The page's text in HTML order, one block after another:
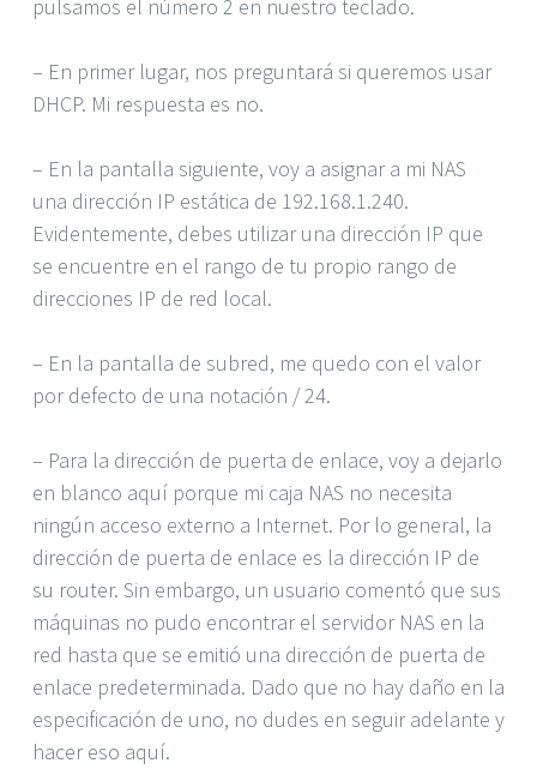
pulsamos el número 2 en nuestro teclado.
– En primer lugar, nos preguntará si queremos usar
DHCP. Mi respuesta es no.
– En la pantalla siguiente, voy a asignar a mi NAS
una dirección IP estática de 192.168.1.240.
Evidentemente, debes utilizar una dirección IP que
se encuentre en el rango de tu propio rango de
direcciones IP de red local.
– En la pantalla de subred, me quedo con el valor
por defecto de una notación / 24.
– Para la dirección de puerta de enlace, voy a dejarlo
en blanco aquí porque mi caja NAS no necesita
ningún acceso externo a Internet. Por lo general, la
dirección de puerta de enlace es la dirección IP de
su router. Sin embargo, un usuario comentó que sus
máquinas no pudo encontrar el servidor NAS en la
red hasta que se emitió una dirección de puerta de
enlace predeterminada. Dado que no hay daño en la
especificación de uno, no dudes en seguir adelante y
hacer eso aquí.